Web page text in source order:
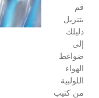
قم
بتنزيل
دليلك
إلى
ضواغط
الهواء
اللولبية
من كتيب